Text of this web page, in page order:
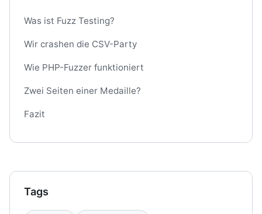
Was ist Fuzz Testing?
Wir crashen die CSV-Party
Wie PHP-Fuzzer funktioniert
Zwei Seiten einer Medaille?
Fazit
Tags